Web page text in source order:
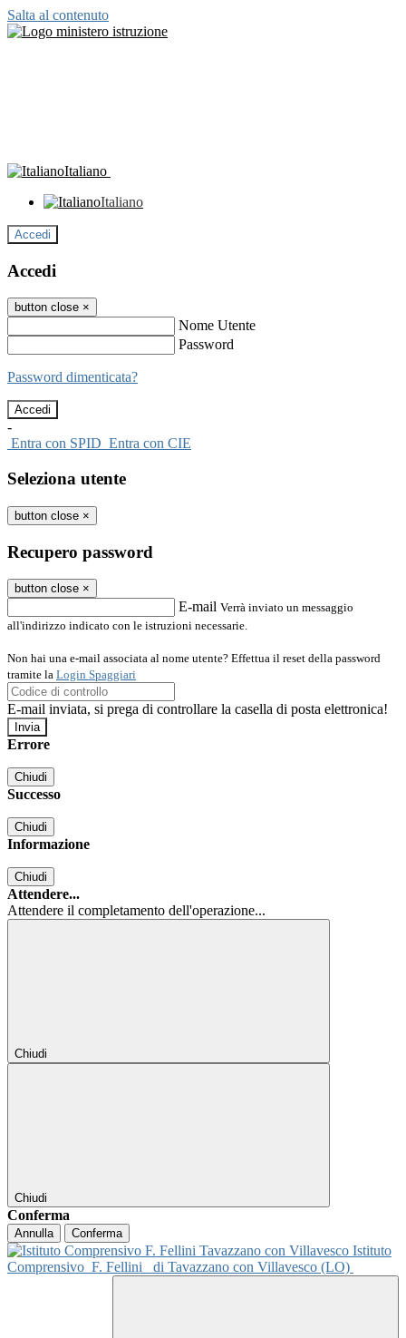
Salta al contenuto
Italiano
Italiano
Accedi
Accedi
button close ×
Nome Utente
Password
Password dimenticata?
-
Entra con SPID Entra con CIE
Seleziona utente
button close ×
Recupero password
button close ×
E-mail Verrà inviato un messaggio
all'indirizzo indicato con le istruzioni necessarie.
Non hai una e-mail associata al nome utente? Effettua il reset della password
tramite la Login Spaggiari
E-mail inviata, si prega di controllare la casella di posta elettronica!
Errore
Chiudi
Successo
Chiudi
Informazione
Chiudi
Attendere...
Attendere il completamento dell'operazione...
Chiudi
Chiudi
Conferma
Annulla Conferma
Istituto
Comprensivo F. Fellini di Tavazzano con Villavesco (LO)